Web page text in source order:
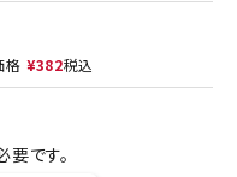
格 ¥382税込
です。